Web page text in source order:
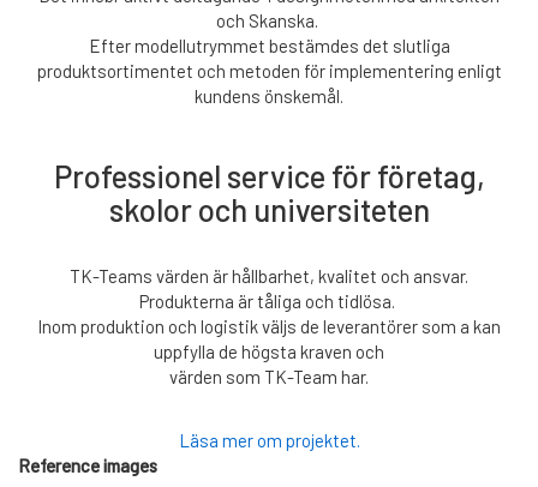
och Skanska.
Efter modellutrymmet bestämdes det slutliga
produktsortimentet och metoden för implementering enligt
kundens önskemål.
Professionel service för företag,
skolor och universiteten
TK-Teams värden är hållbarhet, kvalitet och ansvar.
Produkterna är tåliga och tidlösa.
Inom produktion och logistik väljs de leverantörer som a kan
uppfylla de högsta kraven och
värden som TK-Team har.
Läsa mer om projektet.
Reference images